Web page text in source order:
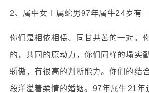
2、属牛女＋属蛇男97年属牛24岁有一
你们是相依相偎、同甘共苦的一对。
的，共同的原动力，你们同样的塌实
骄傲，有很高的判断能力。你们的结
段洋溢着柔情的婚姻。97年属牛21年